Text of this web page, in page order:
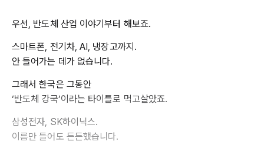
우선, 반도체 산업 이야기부터 해보죠.
스마트폰, 전기차, AI, 냉장고까지.
안 들어가는 데가 없습니다.
그래서 한국은 그동안
‘반도체 강국’이라는 타이틀로 먹고살았죠.
삼성전자, SK하이닉스.
이름만 들어도 든든했습니다.